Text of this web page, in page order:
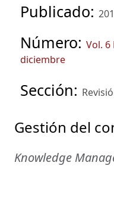
Publicado:
Número: Vol. 6
diciembre
Sección:
Gestión del
Knowledge